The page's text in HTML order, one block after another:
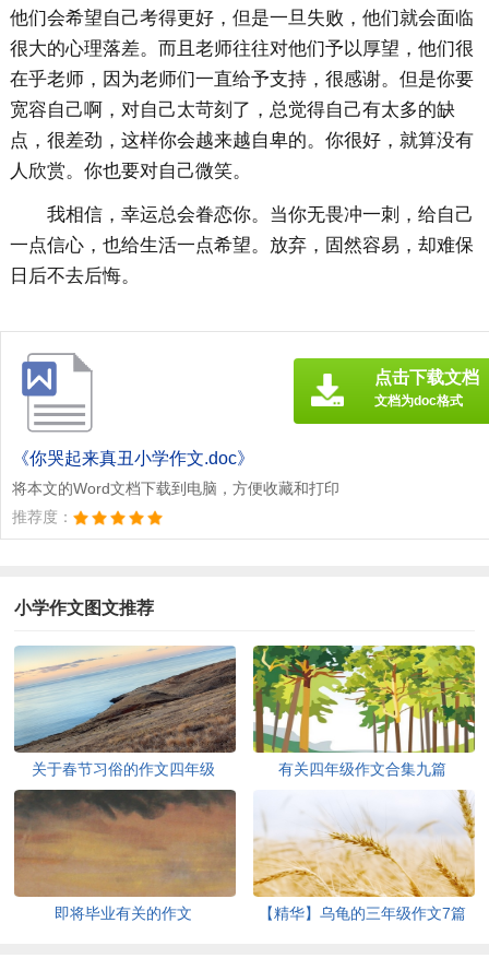
他们会希望自己考得更好，但是一旦失败，他们就会面临
很大的心理落差。而且老师往往对他们予以厚望，他们很
在乎老师，因为老师们一直给予支持，很感谢。但是你要
宽容自己啊，对自己太苛刻了，总觉得自己有太多的缺
点，很差劲，这样你会越来越自卑的。你很好，就算没有
人欣赏。你也要对自己微笑。
我相信，幸运总会眷恋你。当你无畏冲一刺，给自己
一点信心，也给生活一点希望。放弃，固然容易，却难保
日后不去后悔。
《你哭起来真丑小学作文.doc》
将本文的Word文档下载到电脑，方便收藏和打印
推荐度：
点击下载文档
文档为doc格式
小学作文图文推荐
关于春节习俗的作文四年级 有关四年级作文合集九篇
即将毕业有关的作文 【精华】乌龟的三年级作文7篇